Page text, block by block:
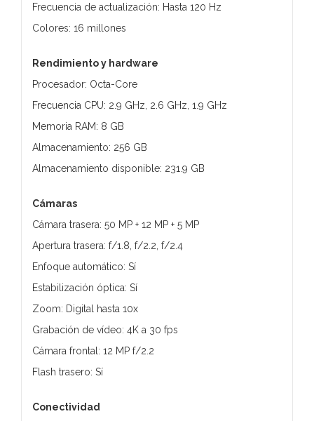
Frecuencia de actualización: Hasta 120 Hz
Colores: 16 millones
Rendimiento y hardware
Procesador: Octa-Core
Frecuencia CPU: 2.9 GHz, 2.6 GHz, 1.9 GHz
Memoria RAM: 8 GB
Almacenamiento: 256 GB
Almacenamiento disponible: 231.9 GB
Cámaras
Cámara trasera: 50 MP + 12 MP + 5 MP
Apertura trasera: f/1.8, f/2.2, f/2.4
Enfoque automático: Sí
Estabilización óptica: Sí
Zoom: Digital hasta 10x
Grabación de vídeo: 4K a 30 fps
Cámara frontal: 12 MP f/2.2
Flash trasero: Sí
Conectividad